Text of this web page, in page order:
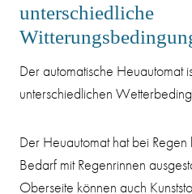
unterschiedliche
Der automatische Heuautomat
unterschiedlichen
Der Heuautomat hat bei
Bedarf mit Regenrinnen
Oberseite können auch